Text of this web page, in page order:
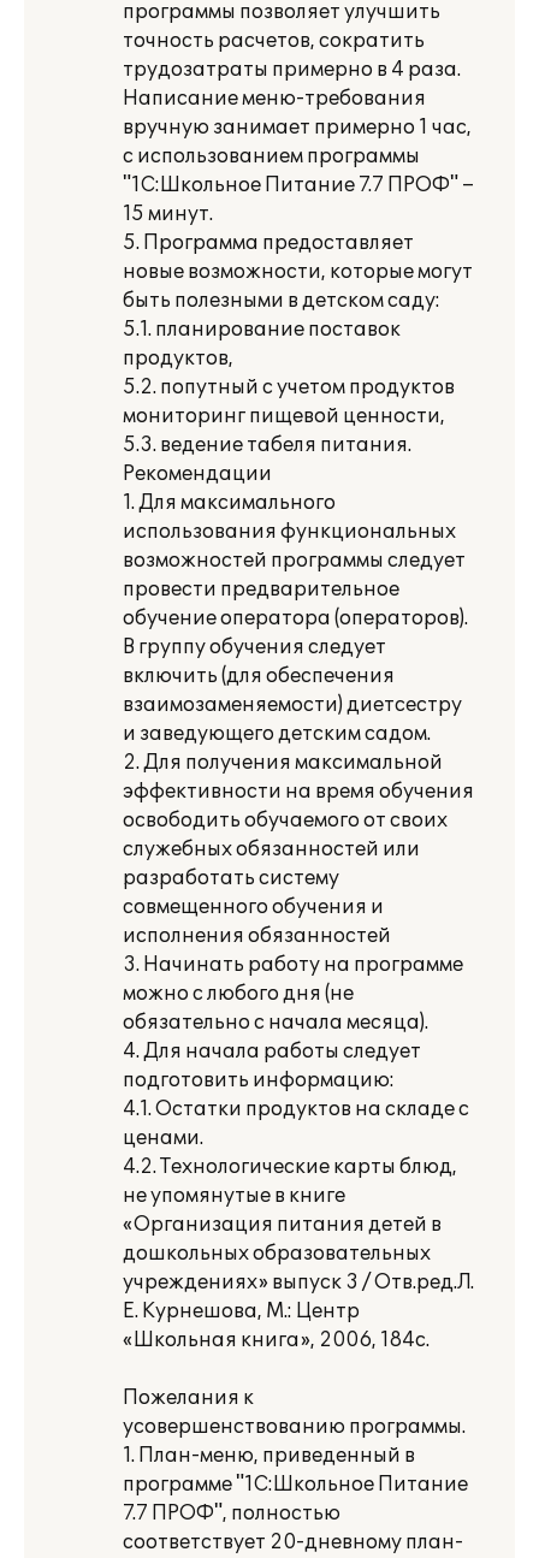
программы позволяет улучшить
точность расчетов, сократить
трудозатраты примерно в 4 раза.
Написание меню-требования
вручную занимает примерно 1 час,
с использованием программы
"1С:Школьное Питание 7.7 ПРОФ" –
15 минут.
5. Программа предоставляет
новые возможности, которые могут
быть полезными в детском саду:
5.1. планирование поставок
продуктов,
5.2. попутный с учетом продуктов
мониторинг пищевой ценности,
5.3. ведение табеля питания.
Рекомендации
1. Для максимального
использования функциональных
возможностей программы следует
провести предварительное
обучение оператора (операторов).
В группу обучения следует
включить (для обеспечения
взаимозаменяемости) диетсестру
и заведующего детским садом.
2. Для получения максимальной
эффективности на время обучения
освободить обучаемого от своих
служебных обязанностей или
разработать систему
совмещенного обучения и
исполнения обязанностей
3. Начинать работу на программе
можно с любого дня (не
обязательно с начала месяца).
4. Для начала работы следует
подготовить информацию:
4.1. Остатки продуктов на складе с
ценами.
4.2. Технологические карты блюд,
не упомянутые в книге
«Организация питания детей в
дошкольных образовательных
учреждениях» выпуск 3 / Отв.ред.Л.
Е. Курнешова, М.: Центр
«Школьная книга», 2006, 184с.
Пожелания к
усовершенствованию программы.
1. План-меню, приведенный в
программе "1С:Школьное Питание
7.7 ПРОФ", полностью
соответствует 20-дневному план-